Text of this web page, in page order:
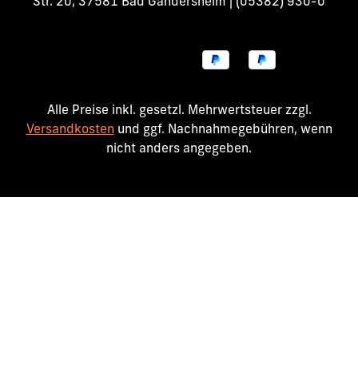
Alle Preise inkl. gesetzl. Mehrwertsteuer zzgl.
Versandkosten und ggf. Nachnahmegebühren, wenn
nicht anders angegeben.